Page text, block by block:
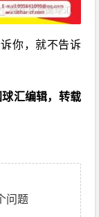
你，就不告诉
汇编辑，转载
问题